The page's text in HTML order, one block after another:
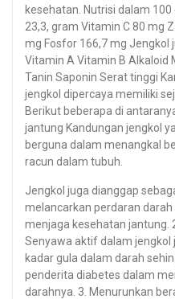
kesehatan. Nutrisi dalam
23,3, gram Vitamin C 80 mg
mg Fosfor 166,7 mg
Vitamin A Vitamin B Alkaloid
Tanin Saponin Serat tinggi
jengkol dipercaya memiliki
Berikut beberapa di
jantung Kandungan jengkol
berguna dalam menangkal
racun dalam tubuh.
Jengkol juga dianggap
melancarkan perdaran
menjaga kesehatan jantung.
Senyawa aktif dalam
kadar gula dalam darah
penderita diabetes dalam
darahnya. 3. Menurunkan